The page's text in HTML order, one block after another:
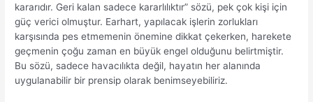
kararıdır. Geri kalan sadece kararlılıktır” sözü, pek çok kişi için
güç verici olmuştur. Earhart, yapılacak işlerin zorlukları
karşısında pes etmemenin önemine dikkat çekerken, harekete
geçmenin çoğu zaman en büyük engel olduğunu belirtmiştir.
Bu sözü, sadece havacılıkta değil, hayatın her alanında
uygulanabilir bir prensip olarak benimseyebiliriz.